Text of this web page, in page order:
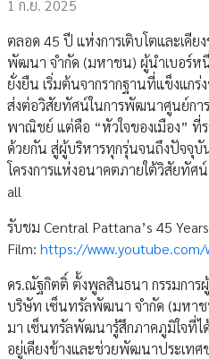
1 ก.ย. 2025
ตลอด 45 ปี แห่งการเติบโตและเคี
พัฒนา จำกัด (มหาชน) ผู้นำเบอร์ห
ยั่งยืน เริ่มต้นจากรากฐานที่แข็งแก
ส่งต่อวิสัยทัศน์ในการพัฒนาศูนย์กา
พาณิชย์ แต่คือ “หัวใจของเมือง” ที่
ด้วยกัน สู่ผู้บริหารทุกรุ่นจนถึงปัจ
โครงการแห่งอนาคตภายใต้วิสัยทั
all
รับชม Central Pattana’s 45
Film: https://www.youtube.com/
ดร.ณัฐกิตติ์ ตั้งพูลสินธนา กรรมการ
บริษัท เซ็นทรัลพัฒนา จำกัด (มหา
มา เซ็นทรัลพัฒนารู้สึกภาคภูมิใจที่
อยู่เคียงข้างและช่วยพัฒนาประเทศ